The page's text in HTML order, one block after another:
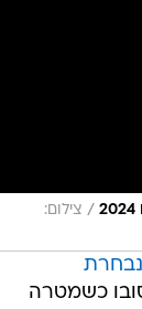
/ צילום:
נבחרת
2024 נגד קוסובו כשמטרה